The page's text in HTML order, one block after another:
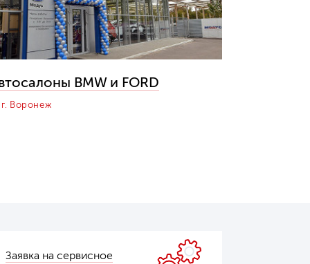
BMW и FORD
г. Воронеж
Заявка на сервисное